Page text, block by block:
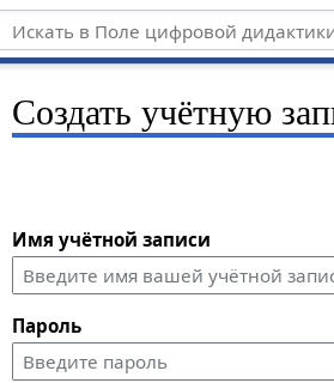
Создать учётную
Имя учётной записи
Пароль